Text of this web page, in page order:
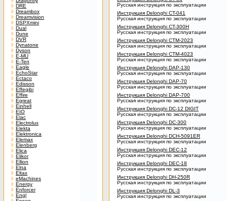
DRE
Dreambox
Dreamvision
DSPXmini
Dual
Dune
DVR
Dynatone
Dyson
E-MU
E-Ten
Eagle
EchoStar
Ectaco
Edisson
Effegibi
Effire
Egreat
Einhell
EIO
Elac
Electrolux
Elekta
Elektronica
Elemax
Elenberg
Elica
Elikor
Ellion
Elna
Eltax
eMachines
Energy
Enforcer
Engl
Русская инструкция по эксплуатации
Инструкция Delonghi CT-041
Русская инструкция по эксплуатации
Инструкция Delonghi CT-300H
Русская инструкция по эксплуатации
Инструкция Delonghi CTM-2023
Русская инструкция по эксплуатации
Инструкция Delonghi CTM-4023
Русская инструкция по эксплуатации
Инструкция Delonghi DAP-130
Русская инструкция по эксплуатации
Инструкция Delonghi DAP-70
Русская инструкция по эксплуатации
Инструкция Delonghi DAP-700
Русская инструкция по эксплуатации
Инструкция Delonghi DC-12 DIGIT
Русская инструкция по эксплуатации
Инструкция Delonghi DC-300
Русская инструкция по эксплуатации
Инструкция Delonghi DCH-5091ER
Русская инструкция по эксплуатации
Инструкция Delonghi DEC-12
Русская инструкция по эксплуатации
Инструкция Delonghi DEC-18
Русская инструкция по эксплуатации
Инструкция Delonghi DH-250R
Русская инструкция по эксплуатации
Инструкция Delonghi DL-3
Русская инструкция по эксплуатации